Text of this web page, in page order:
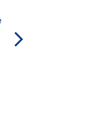
který je u
Po půl roce